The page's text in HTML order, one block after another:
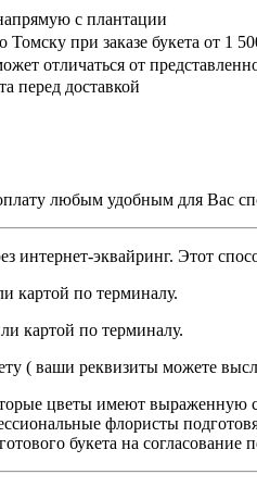
с плантации
Томску при заказе букета от 1
отличаться от
перед доставкой
любым удобным для Вас
интернет-эквайринг. Этот
картой по терминалу.
картой по терминалу.
( ваши реквизиты можете
цветы имеют выраженную
флористы
букета на согласование